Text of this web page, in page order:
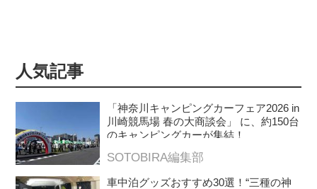
人気記事
「神奈川キャンピングカーフェア2026 in
川崎競馬場 春の大商談会」 に、約150台
のキャンピングカーが集結！
SOTOBIRA編集部
車中泊グッズおすすめ30選！“三種の神